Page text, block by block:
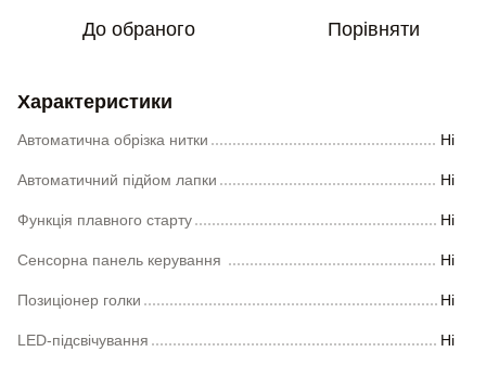
До обраного Порівняти
Характеристики
Автоматична обрізка нитки Ні
Автоматичний підйом лапки Ні
Функція плавного старту Ні
Сенсорна панель керування Ні
Позиціонер голки Ні
LED-підсвічування Ні